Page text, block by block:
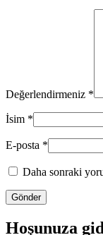
Değerlendirmeniz *
İsim *
E-posta *
Daha sonraki
Hoşunuza